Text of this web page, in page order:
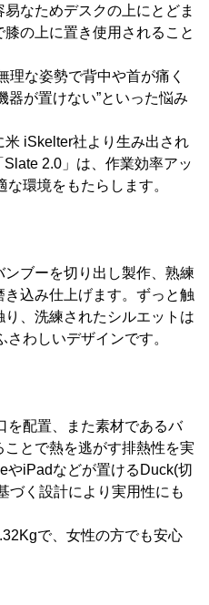
なためデスクの上にとどま
の上に置き使用されること
理な姿勢で背中や首が痛く
器が置けない”といった悩み
iSkelter社より生み出され
2.0」は、作業効率アッ
環境をもたらします。
ブーを切り出し製作、熟練
込み仕上げます。ずっと触
、洗練されたシルエットは
わしいデザインです。
を配置、また素材であるバ
とで熱を逃がす排熱性を実
やiPadなどが置けるDuck(切
づく設計により実用性にも
で、女性の方でも安心